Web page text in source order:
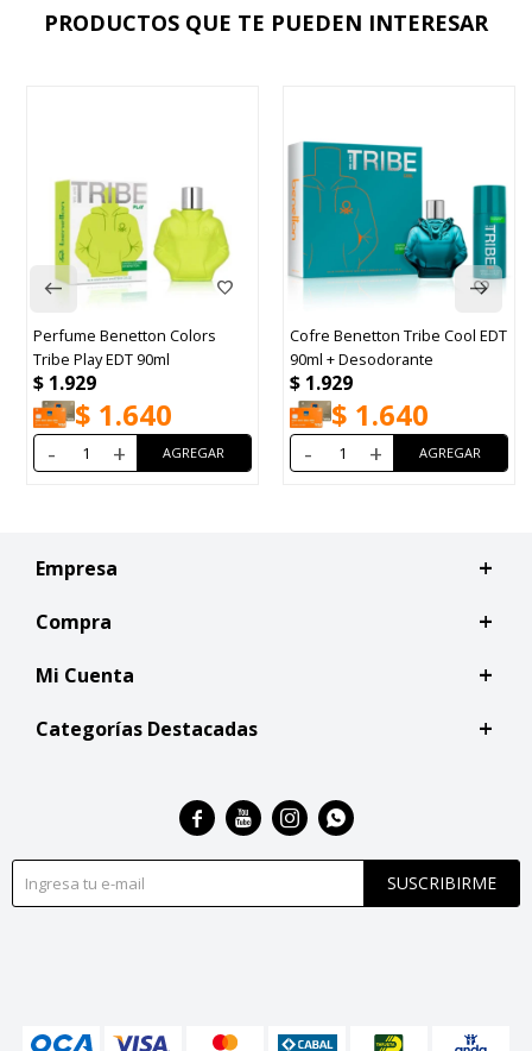
PRODUCTOS QUE TE PUEDEN INTERESAR
Perfume Benetton Colors
Tribe Play EDT 90ml
$ 1.929
$ 1.640
- +
Cofre Benetton Tribe Cool EDT
90ml + Desodorante
$ 1.929
$ 1.640
- +
Empresa
Compra
Mi Cuenta
Categorías Destacadas
SUSCRIBIRME
   